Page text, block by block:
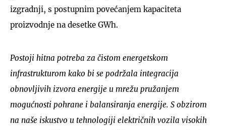
izgradnji, s postupnim povećanjem kapaciteta
proizvodnje na desetke GWh.
Postoji hitna potreba za čistom energetskom
infrastrukturom kako bi se podržala integracija
obnovljivih izvora energije u mrežu pružanjem
mogućnosti pohrane i balansiranja energije. S obzirom
na naše iskustvo u tehnologiji električnih vozila visokih